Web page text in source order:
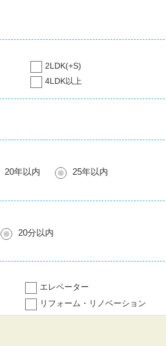
2LDK(+S)
4LDK以上
20年以内
25年以内
20分以内
エレベーター
リフォーム・リノベーション